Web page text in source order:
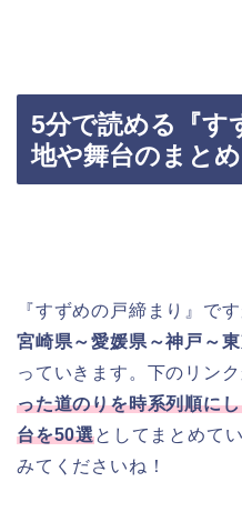
5分で読める『す
地や舞台のまとめ
『すずめの戸締まり』で
宮崎県～愛媛県～神戸～
っていきます。下のリン
った道のりを時系列順に
台を50選としてまとめて
みてくださいね！